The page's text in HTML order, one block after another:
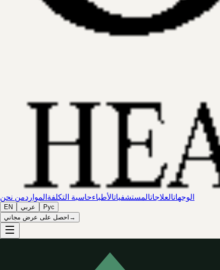
الوجهاتالعلاجاتالمستشفياتالأطباءحاسبة التكلفة المواردمن نحن
EN عربي
Рус
احصل على عرض مجاني →